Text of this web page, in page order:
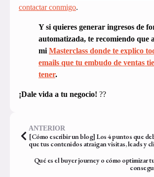
contactar conmigo.
Y si quieres generar ingresos de
automatizada, te recomiendo que
mi Masterclass donde te explico
emails que tu embudo de ventas
tener.
¡Dale vida a tu negocio! ??
ANTERIOR
[Cómo escribir un blog] Los 4 puntos que
que tus contenidos atraigan visitas, leads y
Qué es el buyer journey o cómo optimizar